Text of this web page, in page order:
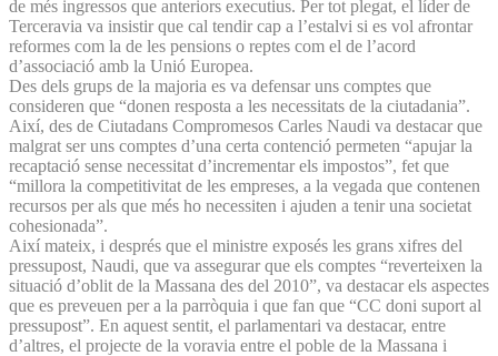
de més ingressos que anteriors executius. Per tot plegat, el líder de
Terceravia va insistir que cal tendir cap a l’estalvi si es vol afrontar
reformes com la de les pensions o reptes com el de l’acord
d’associació amb la Unió Europea.
Des dels grups de la majoria es va defensar uns comptes que
consideren que “donen resposta a les necessitats de la ciutadania”.
Així, des de Ciutadans Compromesos Carles Naudi va destacar que
malgrat ser uns comptes d’una certa contenció permeten “apujar la
recaptació sense necessitat d’incrementar els impostos”, fet que
“millora la competitivitat de les empreses, a la vegada que contenen
recursos per als que més ho necessiten i ajuden a tenir una societat
cohesionada”.
Així mateix, i després que el ministre exposés les grans xifres del
pressupost, Naudi, que va assegurar que els comptes “reverteixen la
situació d’oblit de la Massana des del 2010”, va destacar els aspectes
que es preveuen per a la parròquia i que fan que “CC doni suport al
pressupost”. En aquest sentit, el parlamentari va destacar, entre
d’altres, el projecte de la voravia entre el poble de la Massana i